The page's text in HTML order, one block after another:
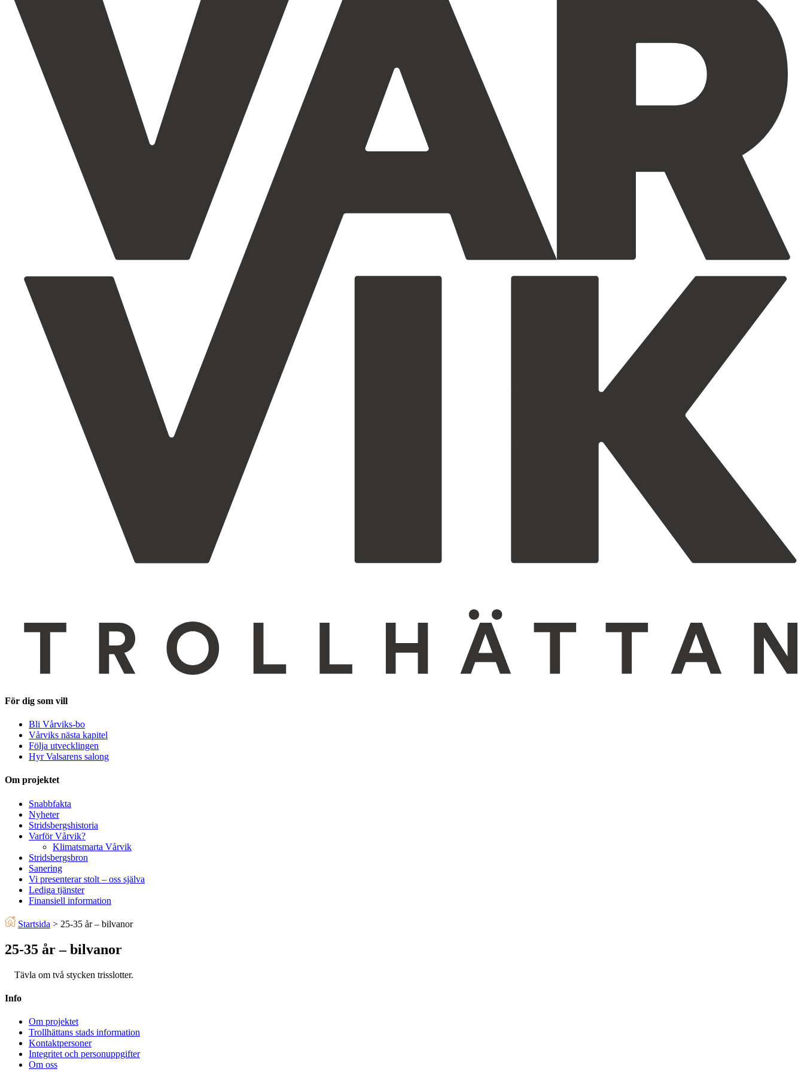
För dig som vill
Bli Vårviks-bo
Vårviks nästa kapitel
Följa utvecklingen
Hyr Valsarens salong
Om projektet
Snabbfakta
Nyheter
Stridsbergshistoria
Varför Vårvik?
Klimatsmarta Vårvik
Stridsbergsbron
Sanering
Vi presenterar stolt – oss själva
Lediga tjänster
Finansiell information
Startsida > 25-35 år – bilvanor
25-35 år – bilvanor
Tävla om två stycken trisslotter.
Info
Om projektet
Trollhättans stads information
Kontaktpersoner
Integritet och personuppgifter
Om oss